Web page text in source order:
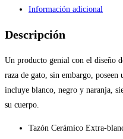
Información adicional
Descripción
Un producto genial con el diseño
raza de gato, sin embargo,
incluye blanco, negro y naranja,
su cuerpo.
Tazón Cerámico Extra-